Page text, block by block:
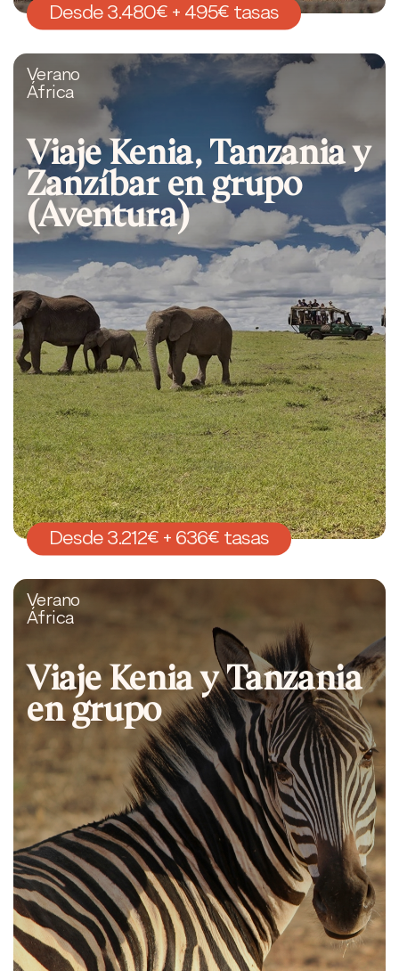
Desde 3.480€ + 495€ tasas
Verano
África
Viaje Kenia, Tanzania y
Zanzíbar en grupo
(Aventura)
Desde 3.212€ + 636€ tasas
Verano
África
Viaje Kenia y Tanzania
en grupo